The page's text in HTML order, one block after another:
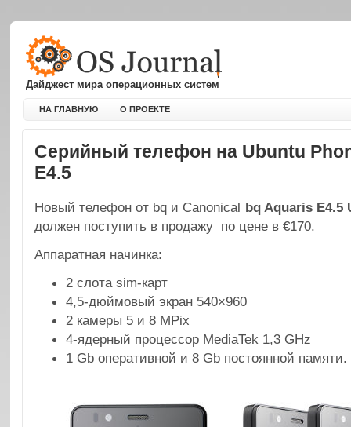
Дайджест мира операционных систем
НА ГЛАВНУЮ О ПРОЕКТЕ
Серийный телефон на Ubuntu
E4.5
Новый телефон от bq и Canonical bq Aquaris E4.5
должен поступить в продажу по цене в €170.
Аппаратная начинка:
2 слота sim-карт
4,5-дюймовый экран 540×960
2 камеры 5 и 8 MPix
4-ядерный процессор MediaTek 1,3 GHz
1 Gb оперативной и 8 Gb постоянной памяти.